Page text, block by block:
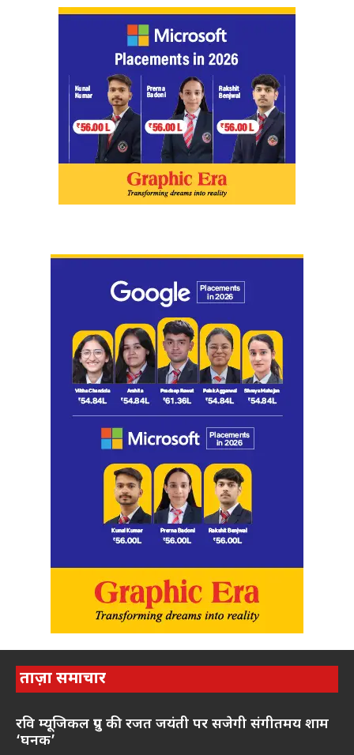
ताज़ा समाचार
रवि म्यूजिकल ग्रुप की रजत जयंती पर सजेगी संगीतमय शाम
‘घनक’